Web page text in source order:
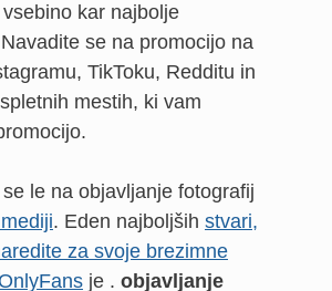
kar najbolje
se na promocijo na
TikToku, Redditu in
mestih, ki vam
le na objavljanje fotografij
. Eden najboljših stvari,
za svoje brezimne
je . objavljanje